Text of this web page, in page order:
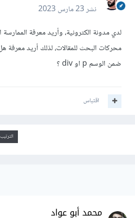
نشر23 مارس 2023
لدي مدونة الكترونية، وأريد معرفة
محركات البحث للمقالات، لذلك أريد معرفة
ضمن الوسم p او div ؟
اقتباس
محمد أبو عواد